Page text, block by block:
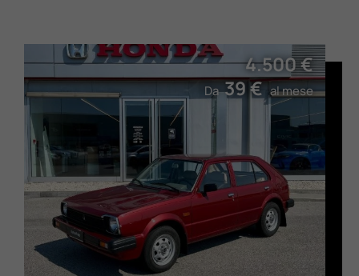
4.500 €
Da39 €al mese